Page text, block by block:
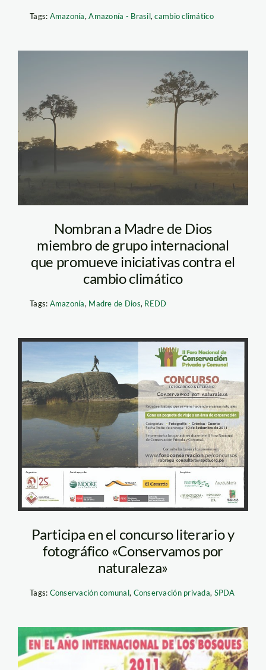
Tags: Amazonía,Amazonía - Brasil,cambio climático
Nombran a Madre de Dios
miembro de grupo internacional
que promueve iniciativas contra el
cambio climático
Tags: Amazonía, Madre de Dios, REDD
Afiche-concurso
Participa en el concurso literario y
fotográfico «Conservamos por
naturaleza»
Tags: Conservación comunal, Conservación privada, SPDA